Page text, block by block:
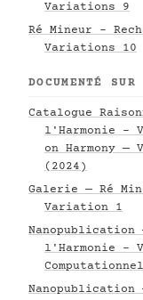
Variations 9
Ré Mineur -
Variations 10
DOCUMENTÉ SUR
Catalogue
l'Harmonie -
on Harmony —
(2024)
Galerie — Ré
Variation 1
Nanopublication
l'Harmonie -
Nanopublication